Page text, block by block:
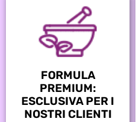
FORMULA
PREMIUM:
ESCLUSIVA PER I
NOSTRI CLIENTI